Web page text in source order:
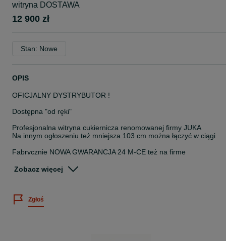
witryna DOSTAWA
12 900 zł
Stan: Nowe
OPIS
OFICJALNY DYSTRYBUTOR !
Dostępna "od ręki"
Profesjonalna witryna cukiernicza renomowanej firmy JUKA
Na innym ogłoszeniu też mniejsza 103 cm można łączyć w ciągi
Fabrycznie NOWA GWARANCJA 24 M-CE też na firme
Do wyboru dolna obudowa biała lub czarna
-zakres temperatury +4 +10 stopni
-elektroniczny kontroler Carel z zamontowaną funkcją
Zobacz więcej
Zgłoś